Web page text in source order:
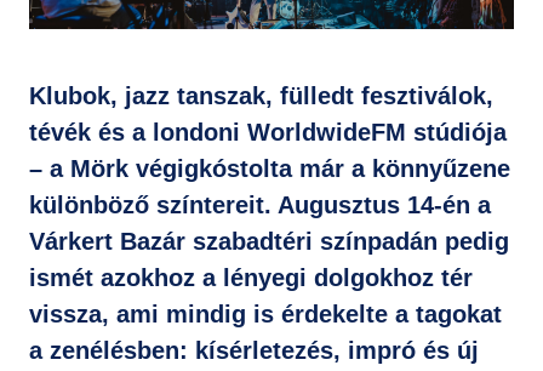
Klubok, jazz tanszak, fülledt fesztiválok,
tévék és a londoni WorldwideFM stúdiója
– a Mörk végigkóstolta már a könnyűzene
különböző színtereit. Augusztus 14-én a
Várkert Bazár szabadtéri színpadán pedig
ismét azokhoz a lényegi dolgokhoz tér
vissza, ami mindig is érdekelte a tagokat
a zenélésben: kísérletezés, impró és új